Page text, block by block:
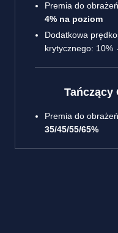
Premia do
4% na poziom
Dodatkowa
krytycznego: 10%
Tańczący
Premia do
35/45/55/65%